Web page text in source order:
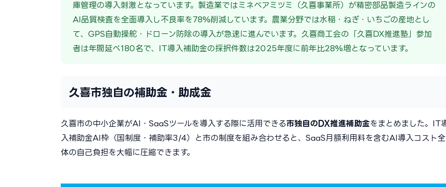
庫管理の導入刺激となっています。製造業ではミネベアミツミ（久喜事業所）が精密部品製造ラインの
AI品質検査を全面導入し不良率を78%削減しています。農業分野では水稲・ねぎ・いちごの産地とし
て、GPS自動操舵・ドローン防除の導入が急速に進んでいます。久喜商工会の「久喜DX推進塾」参加
者は年間延べ180名で、IT導入補助金の採択件数は2025年度に前年比28%増となっています。
久喜市独自の補助金・助成金
久喜市の中小企業がAI・SaaSツールを導入する際に活用できる市独自のDX推進補助金をまとめました。IT
入補助金AI枠（国制度・補助率3/4）と市の制度を組み合わせると、SaaS月額利用料を含むAI導入コスト全
体の自己負担を大幅に圧縮できます。